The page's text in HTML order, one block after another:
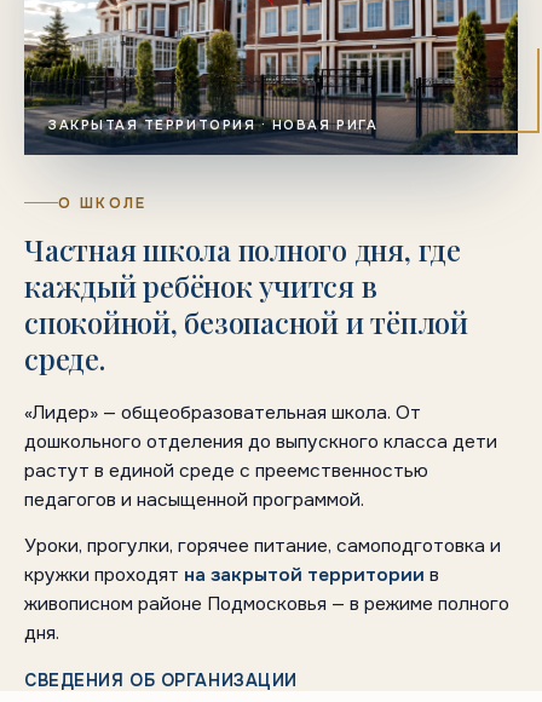
ЗАКРЫТАЯ ТЕРРИТОРИЯ · НОВАЯ РИГА
О ШКОЛЕ
Частная школа полного дня, где
каждый ребёнок учится в
спокойной, безопасной и тёплой
среде.
«Лидер» — общеобразовательная школа. От
дошкольного отделения до выпускного класса дети
растут в единой среде с преемственностью
педагогов и насыщенной программой.
Уроки, прогулки, горячее питание, самоподготовка и
кружки проходят на закрытой территории в
живописном районе Подмосковья — в режиме полного
дня.
СВЕДЕНИЯ ОБ ОРГАНИЗАЦИИ